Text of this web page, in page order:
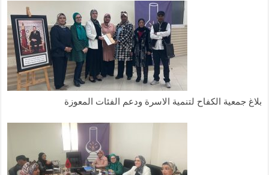
بلاغ جمعية الكفاح لتنمية الاسرة ودعم الفئات المعوزة